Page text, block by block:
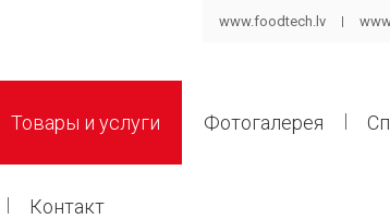
www.foodtech.lv
Товары и услуги Фотогалерея
Контакт